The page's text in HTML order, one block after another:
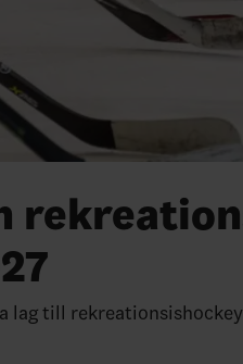
lag till